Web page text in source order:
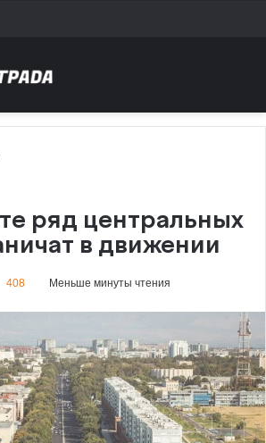
ряд центральных
в движении
408 Меньше минуты чтения